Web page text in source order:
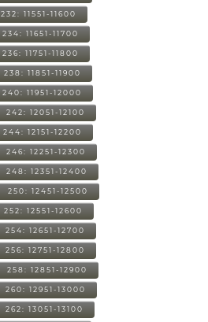
232: 11551-11600
234: 11651-11700
236: 11751-11800
238: 11851-11900
240: 11951-12000
242: 12051-12100
244: 12151-12200
246: 12251-12300
248: 12351-12400
250: 12451-12500
252: 12551-12600
254: 12651-12700
256: 12751-12800
258: 12851-12900
260: 12951-13000
262: 13051-13100